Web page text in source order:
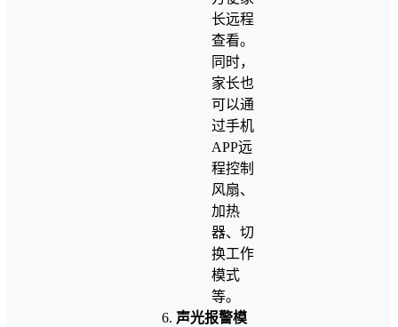
长远程
查看。
同时，
家长也
可以通
过手机
APP远
程控制
风扇、
加热
器、切
换工作
模式
等。
声光报警模